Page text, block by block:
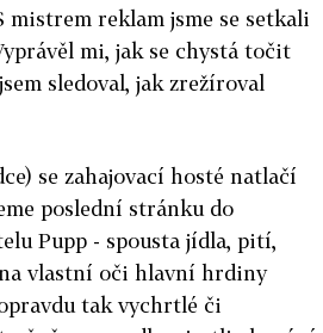
mistrem reklam jsme se setkali
mi, jak se chystá točit
sledoval, jak zrežíroval
se zahajovací hosté natlačí
poslední stránku do
Pupp - spousta jídla, pití,
vlastní oči hlavní hrdiny
tak vychrtlé či